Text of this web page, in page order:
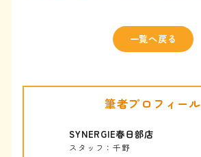
一覧へ戻る
筆者プロフィール
SYNERGIE春日部店
スタッフ：千野